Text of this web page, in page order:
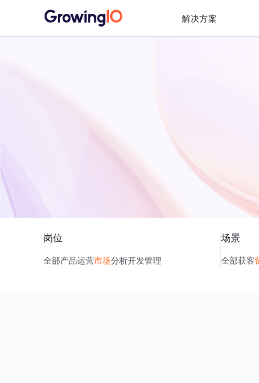
解决方案
岗位
全部产品运营市场分析开发管理
场景
全部获客